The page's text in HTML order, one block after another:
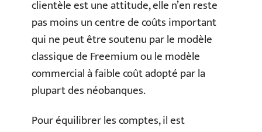
clientèle est une attitude, elle n’en reste
pas moins un centre de coûts important
qui ne peut être soutenu par le modèle
classique de Freemium ou le modèle
commercial à faible coût adopté par la
plupart des néobanques.
Pour équilibrer les comptes, il est